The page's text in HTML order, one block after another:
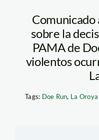
Comunicado
sobre la
PAMA de
violentos
Tags: Doe Run, La Oroya